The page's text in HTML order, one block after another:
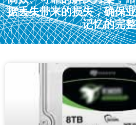
据丢失带来的损失，确保
记忆的完整